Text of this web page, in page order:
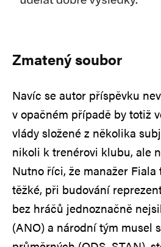
Zmatený soubor
Navíc se autor příspěvku
v opačném případě by totiž
vlády složené z několika
nikoli k trenérovi klubu, ale
Nutno říci, že manažer
těžké, při budování
bez hráčů jednoznačně
(ANO) a národní tým musel